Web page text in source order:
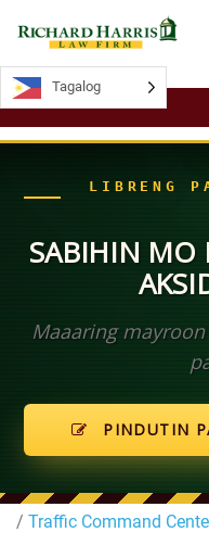
LIBRENG
SABIHIN MO
Maaaring
PINDUTIN
/ Traffic Command
Tagalog
Tagalog